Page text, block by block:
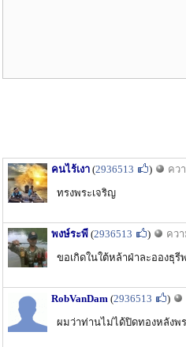
คนไร้เงา (2936513 ) คว
ทรงพระเจริญ
พงษ์ระพี (2936513 ) คว
ขอเกิดในใต้หล้าฝ่าละอองธุ
RobVanDam (2936513 )
ผมว่าท่านไม่ได้ปิดทองหลังพ